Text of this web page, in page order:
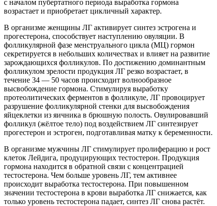
с началом пубертатного периода выработка гормона
возрастает и приобретает цикличный характер.
В организме женщины ЛГ активирует синтез эстрогена и
прогестерона, способствует наступлению овуляции. В
фолликулярной фазе менструального цикла (МЦ) гормон
секретируется в небольших количествах и влияет на развитие
зарождающихся фолликулов. По достижению доминантным
фолликулом зрелости продукция ЛГ резко возрастает, в
течение 34 — 50 часов происходит волнообразное
высвобождение гормона. Стимулируя выработку
протеолитических ферментов в фолликуле, ЛГ провоцирует
разрушение фолликулярной стенки для высвобождения
яйцеклетки из яичника в брюшную полость. Овулировавший
фолликул (жёлтое тело) под воздействием ЛГ синтезирует
прогестерон и эстроген, подготавливая матку к беременности.
В организме мужчины ЛГ стимулирует пролиферацию и рост
клеток Лейдига, продуцирующих тестостерон. Продукция
гормона находится в обратной связи с концентрацией
тестостерона. Чем больше уровень ЛГ, тем активнее
происходит выработка тестостерона. При повышенном
значении тестостерона в крови выработка ЛГ снижается, как
только уровень тестостерона падает, синтез ЛГ снова растёт.